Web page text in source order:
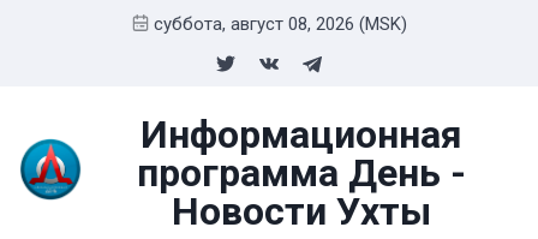
суббота, август 08, 2026 (MSK)
Информационная
программа День -
Новости Ухты